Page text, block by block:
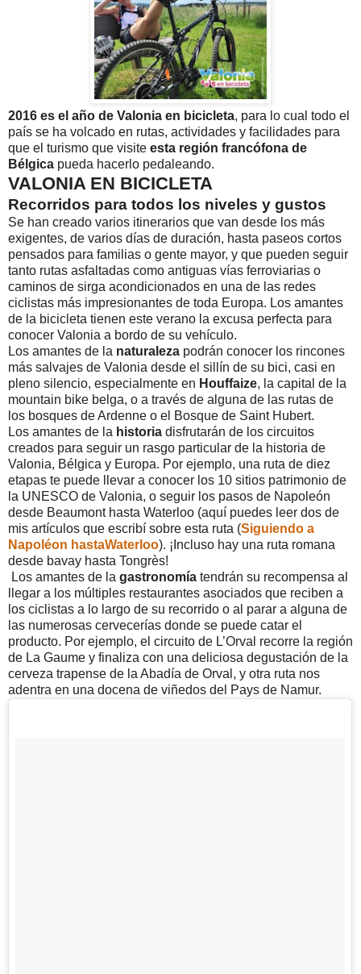
2016 es el año de Valonia en bicicleta, para lo cual todo el
país se ha volcado en rutas, actividades y facilidades para
que el turismo que visite esta región francófona de
Bélgica pueda hacerlo pedaleando.
VALONIA EN BICICLETA
Recorridos para todos los niveles y gustos
Se han creado varios itinerarios que van desde los más
exigentes, de varios días de duración, hasta paseos cortos
pensados para familias o gente mayor, y que pueden seguir
tanto rutas asfaltadas como antiguas vías ferroviarias o
caminos de sirga acondicionados en una de las redes
ciclistas más impresionantes de toda Europa. Los amantes
de la bicicleta tienen este verano la excusa perfecta para
conocer Valonia a bordo de su vehículo.
Los amantes de la naturaleza podrán conocer los rincones
más salvajes de Valonia desde el sillín de su bici, casi en
pleno silencio, especialmente en Houffaize, la capital de la
mountain bike belga, o a través de alguna de las rutas de
los bosques de Ardenne o el Bosque de Saint Hubert.
Los amantes de la historia disfrutarán de los circuitos
creados para seguir un rasgo particular de la historia de
Valonia, Bélgica y Europa. Por ejemplo, una ruta de diez
etapas te puede llevar a conocer los 10 sitios patrimonio de
la UNESCO de Valonia, o seguir los pasos de Napoleón
desde Beaumont hasta Waterloo (aquí puedes leer dos de
mis artículos que escribí sobre esta ruta (Siguiendo a
Napoléon hastaWaterloo). ¡Incluso hay una ruta romana
desde bavay hasta Tongrès!
Los amantes de la gastronomía tendrán su recompensa al
llegar a los múltiples restaurantes asociados que reciben a
los ciclistas a lo largo de su recorrido o al parar a alguna de
las numerosas cervecerías donde se puede catar el
producto. Por ejemplo, el circuito de L’Orval recorre la región
de La Gaume y finaliza con una deliciosa degustación de la
cerveza trapense de la Abadía de Orval, y otra ruta nos
adentra en una docena de viñedos del Pays de Namur.